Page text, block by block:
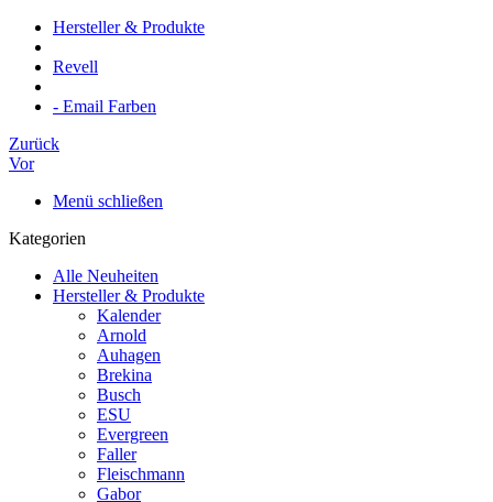
Hersteller & Produkte
Revell
- Email Farben
Zurück
Vor
Menü schließen
Kategorien
Alle Neuheiten
Hersteller & Produkte
Kalender
Arnold
Auhagen
Brekina
Busch
ESU
Evergreen
Faller
Fleischmann
Gabor